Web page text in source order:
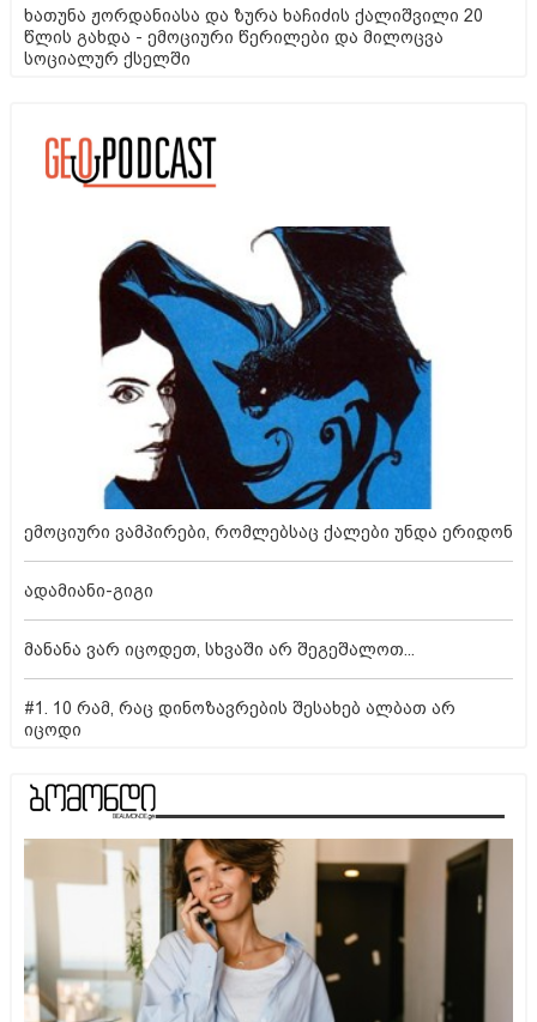
ხათუნა ჟორდანიასა და ზურა ხაჩიძის ქალიშვილი 20
წლის გახდა - ემოციური წერილები და მილოცვა
სოციალურ ქსელში
ემოციური ვამპირები, რომლებსაც ქალები უნდა ერიდონ
ადამიანი-გიგი
მანანა ვარ იცოდეთ, სხვაში არ შეგეშალოთ...
#1. 10 რამ, რაც დინოზავრების შესახებ ალბათ არ
იცოდი